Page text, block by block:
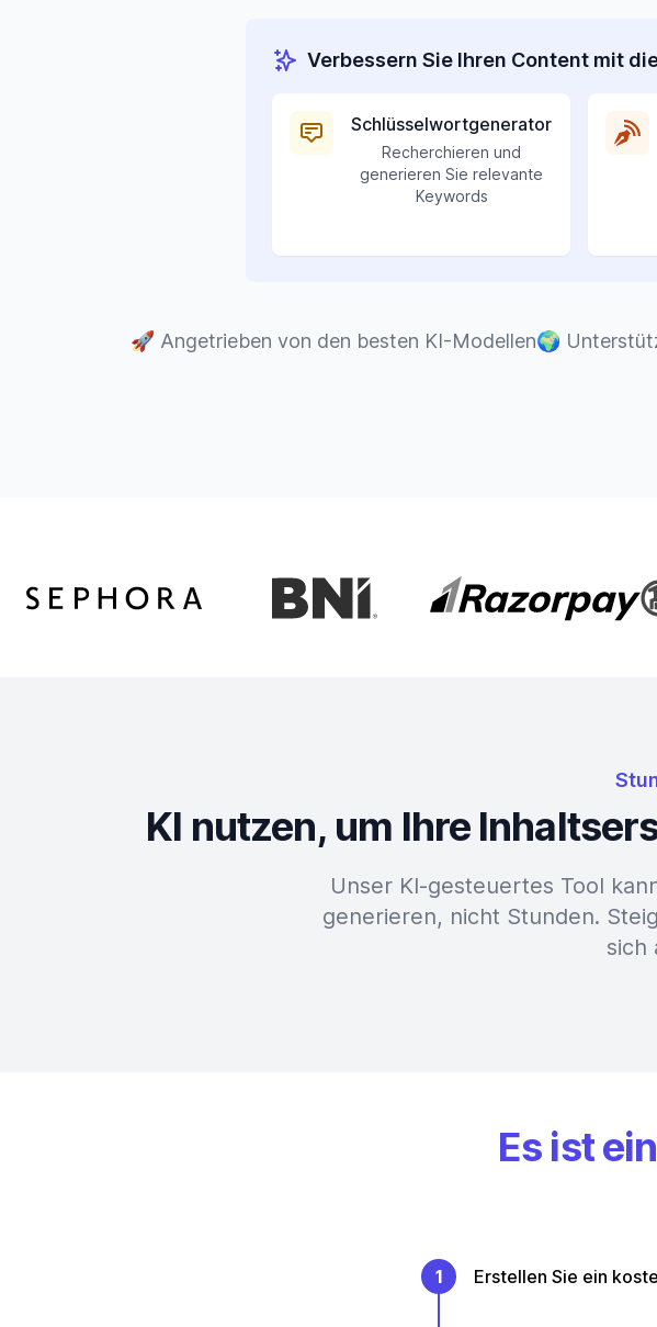
Verbessern Sie Ihren Content mit
Schlüsselwortgenerator
Recherchieren und
generieren Sie relevante
Keywords
🚀 Angetrieben von den besten KI-Modellen🌍
KI nutzen, um Ihre
Unser KI-gesteuertes Tool
generieren, nicht Stunden.
sich
Es ist
1 Erstellen Sie ein